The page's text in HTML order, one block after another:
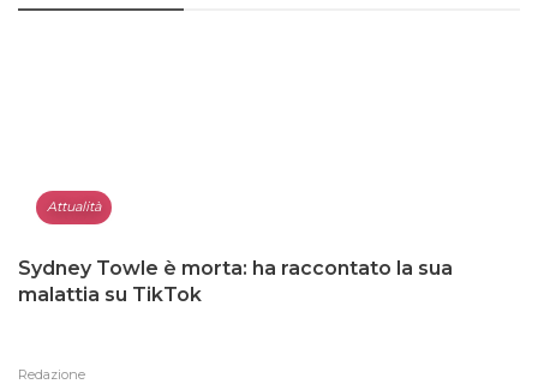
Attualità
Sydney Towle è morta: ha raccontato la sua
malattia su TikTok
Redazione